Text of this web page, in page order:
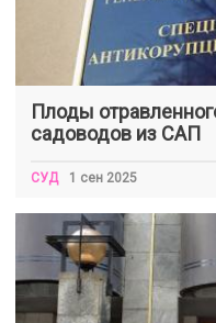
Плоды
садоводов из САП
СУД 1 сен 2025